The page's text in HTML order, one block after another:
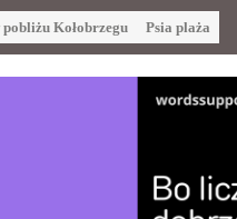
Kołobrzegu Psia plaża